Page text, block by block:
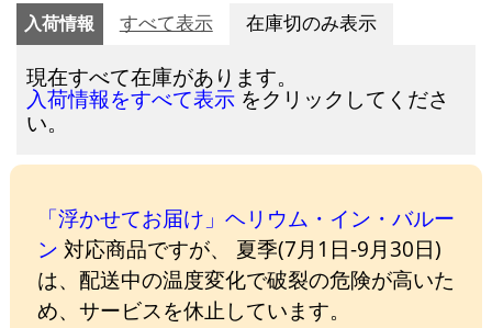
入荷情報 すべて表示 在庫切のみ表示
現在すべて在庫があります。
入荷情報をすべて表示 をクリックしてくださ
い。
「浮かせてお届け」ヘリウム・イン・バルー
ン 対応商品ですが、 夏季(7月1日-9月30日)
は、配送中の温度変化で破裂の危険が高いた
め、サービスを休止しています。